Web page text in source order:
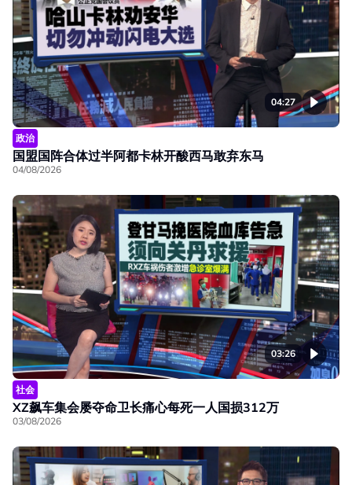
04:27
政治
国盟国阵合体过半阿都卡林开酸西马敢弃东马
04/08/2026
03:26
社会
XZ飙车集会屡夺命卫长痛心每死一人国损312万
03/08/2026